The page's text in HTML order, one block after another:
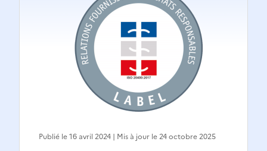
Publié le 16 avril 2024 | Mis à jour le 24 octobre 2025